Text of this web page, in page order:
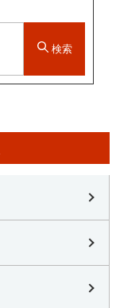
検索